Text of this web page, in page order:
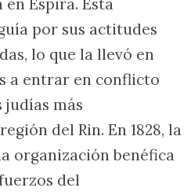
Espira. Esta
por sus actitudes
lo que la llevó en
a entrar en conflicto
judías más
del Rin. En 1828, la
organización benéfica
del